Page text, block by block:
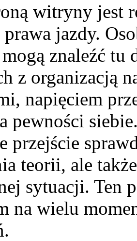
witryny jest
jazdy.
znaleźć
z organizacją
napięciem
pewności
przejście
teorii, ale
sytuacji. Ten
na wielu